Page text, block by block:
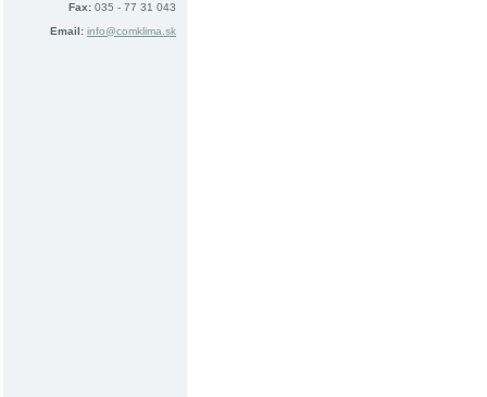
Fax: 035 - 77 31 043
Email: info@comklima.sk